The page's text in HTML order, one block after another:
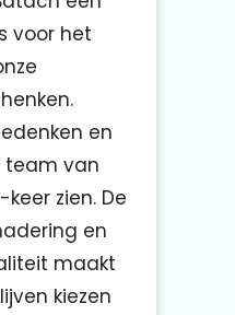
voor het
en
team van
zien. De
en
maakt
kiezen